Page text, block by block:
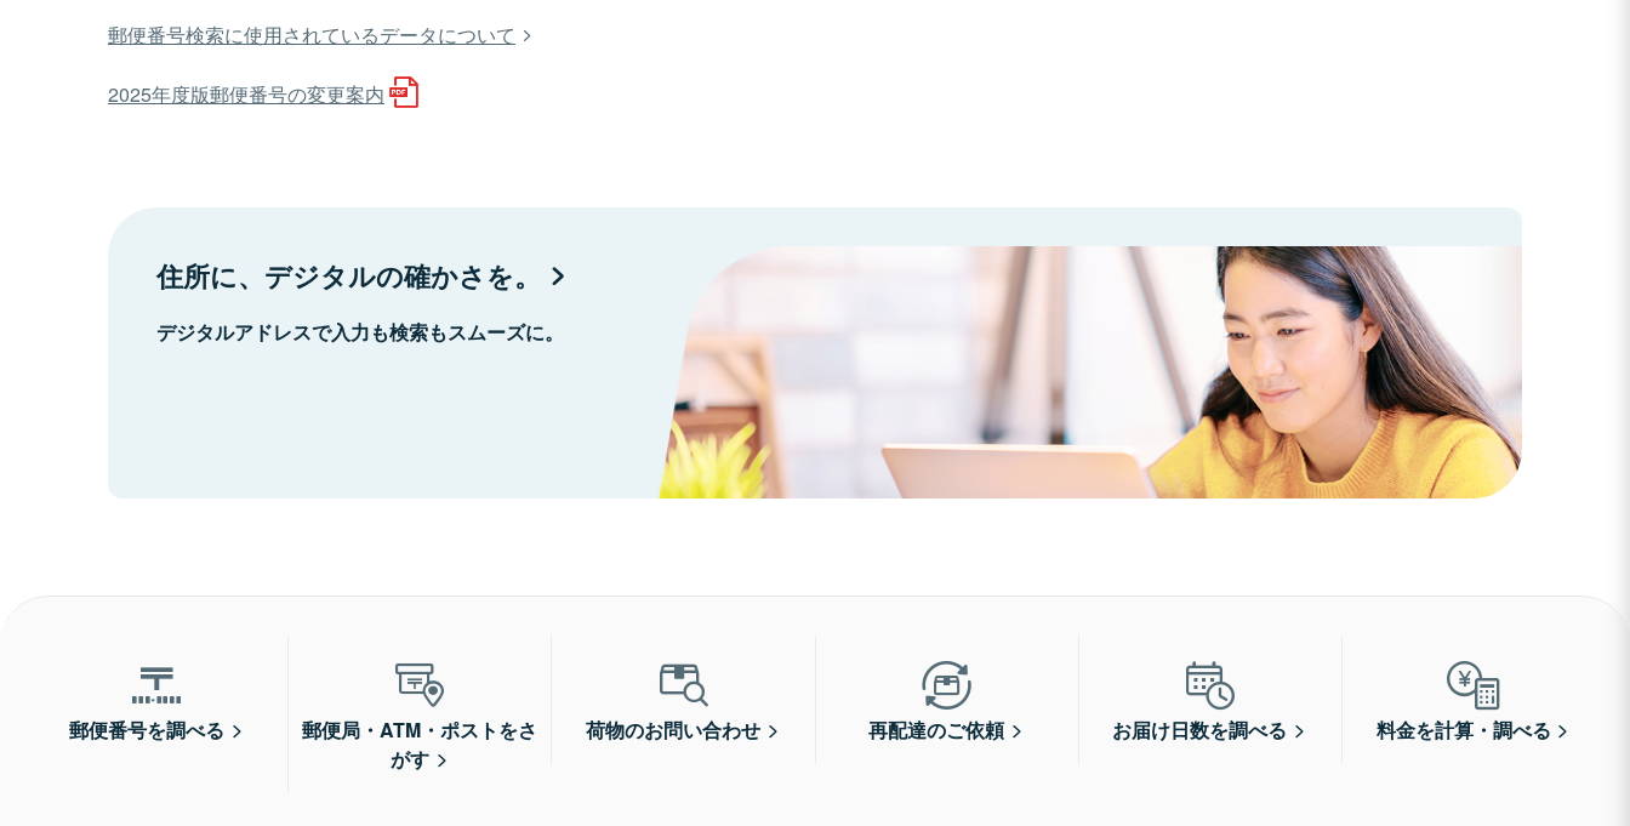
郵便番号検索に使用されているデータについて
2025年度版郵便番号の変更案内
住所に、デジタルの確かさを。
デジタルアドレスで入力も検索もスムーズに。
郵便番号を調べる
郵便局・ATM・ポストをさ
がす
荷物のお問い合わせ 再配達のご依頼 お届け日数を調べる 料金を計算・調べる